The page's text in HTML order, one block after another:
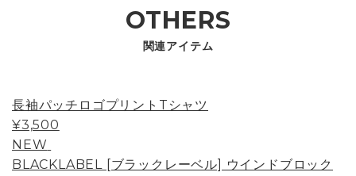
OTHERS
関連アイテム
長袖パッチロゴプリントTシャツ
¥3,500
NEW
BLACKLABEL [ブラックレーベル] ウインドブロック